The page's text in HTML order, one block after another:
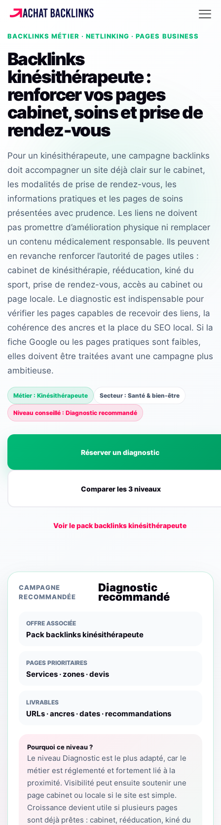
BACKLINKS MÉTIER · NETLINKING · PAGES BUSINESS
Backlinks
kinésithérapeute :
renforcer vos pages
cabinet, soins et prise de
rendez-vous
Pour un kinésithérapeute, une campagne backlinks
doit accompagner un site déjà clair sur le cabinet,
les modalités de prise de rendez-vous, les
informations pratiques et les pages de soins
présentées avec prudence. Les liens ne doivent
pas promettre d’amélioration physique ni remplacer
un contenu médicalement responsable. Ils peuvent
en revanche renforcer l’autorité de pages utiles :
cabinet de kinésithérapie, rééducation, kiné du
sport, prise de rendez-vous, accès au cabinet ou
page locale. Le diagnostic est indispensable pour
vérifier les pages capables de recevoir des liens, la
cohérence des ancres et la place du SEO local. Si la
fiche Google ou les pages pratiques sont faibles,
elles doivent être traitées avant une campagne plus
ambitieuse.
Métier : Kinésithérapeute Secteur : Santé & bien-être
Niveau conseillé : Diagnostic recommandé
Réserver un diagnostic
Comparer les 3 niveaux
Voir le pack backlinks kinésithérapeute
CAMPAGNE
RECOMMANDÉE
Diagnostic
recommandé
OFFRE ASSOCIÉE
Pack backlinks kinésithérapeute
PAGES PRIORITAIRES
Services · zones · devis
LIVRABLES
URLs · ancres · dates · recommandations
Pourquoi ce niveau ?
Le niveau Diagnostic est le plus adapté, car le
métier est réglementé et fortement lié à la
proximité. Visibilité peut ensuite soutenir une
page cabinet ou locale si le site est simple.
Croissance devient utile si plusieurs pages
sont déjà prêtes : cabinet, rééducation, kiné du